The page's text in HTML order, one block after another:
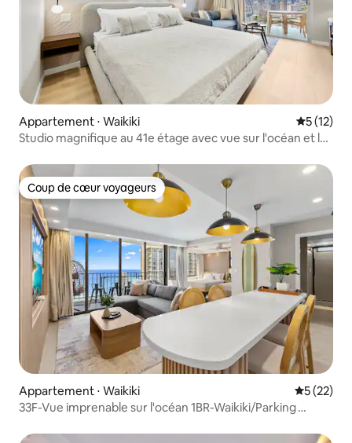
Appartement ⋅ Waikiki
5 (12)
Studio magnifique au 41e étage avec vue sur l'océan et la
Coup de cœur voyageurs
Coup de cœur voyageurs
Appartement ⋅ Waikiki
5 (22)
33F-Vue imprenable sur l'océan 1BR-Waikiki/Parking